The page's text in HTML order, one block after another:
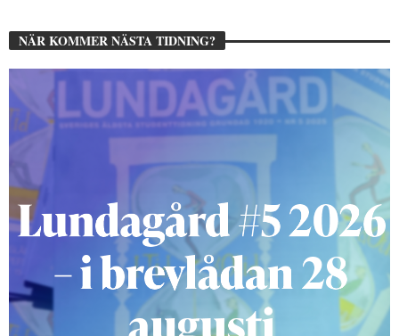
NÄR KOMMER NÄSTA TIDNING?